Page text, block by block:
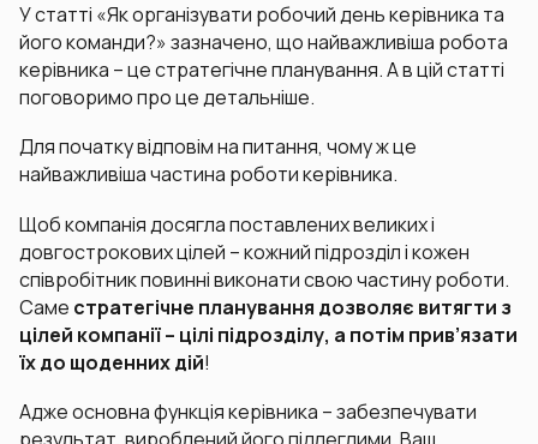
У статті «Як організувати робочий день керівника та
його команди?» зазначено, що найважливіша робота
керівника – це стратегічне планування. А в цій статті
поговоримо про це детальніше.
Для початку відповім на питання, чому ж це
найважливіша частина роботи керівника.
Щоб компанія досягла поставлених великих і
довгострокових цілей – кожний підрозділ і кожен
співробітник повинні виконати свою частину роботи.
Саме стратегічне планування дозволяє витягти з
цілей компанії – цілі підрозділу, а потім прив’язати
їх до щоденних дій!
Адже основна функція керівника – забезпечувати